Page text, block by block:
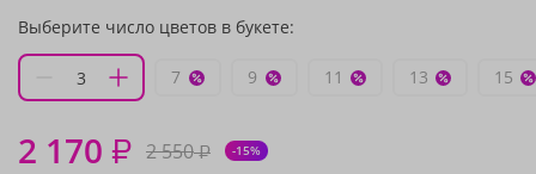
Выберите число цветов в букете:
7 9 11 13 15
2 170 ₽ 2 550₽ -15%